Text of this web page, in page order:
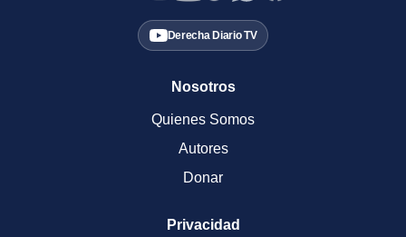
Derecha Diario TV
Nosotros
Quienes Somos
Autores
Donar
Privacidad